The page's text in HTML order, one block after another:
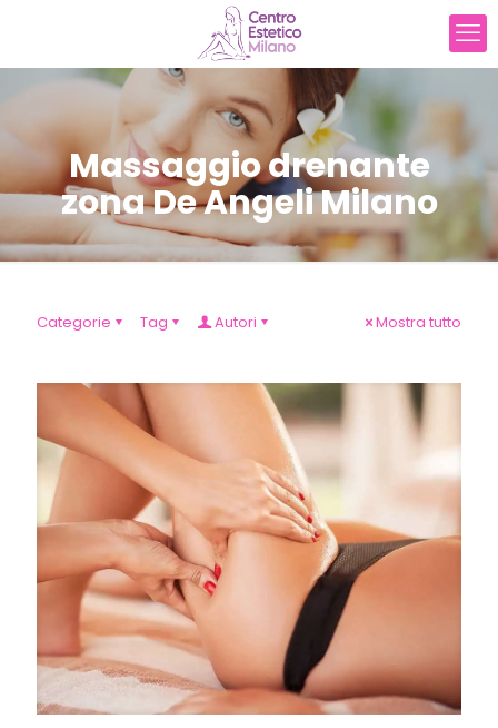
Massaggio drenante
zona De Angeli Milano
Categorie Tag Autori Mostra tutto